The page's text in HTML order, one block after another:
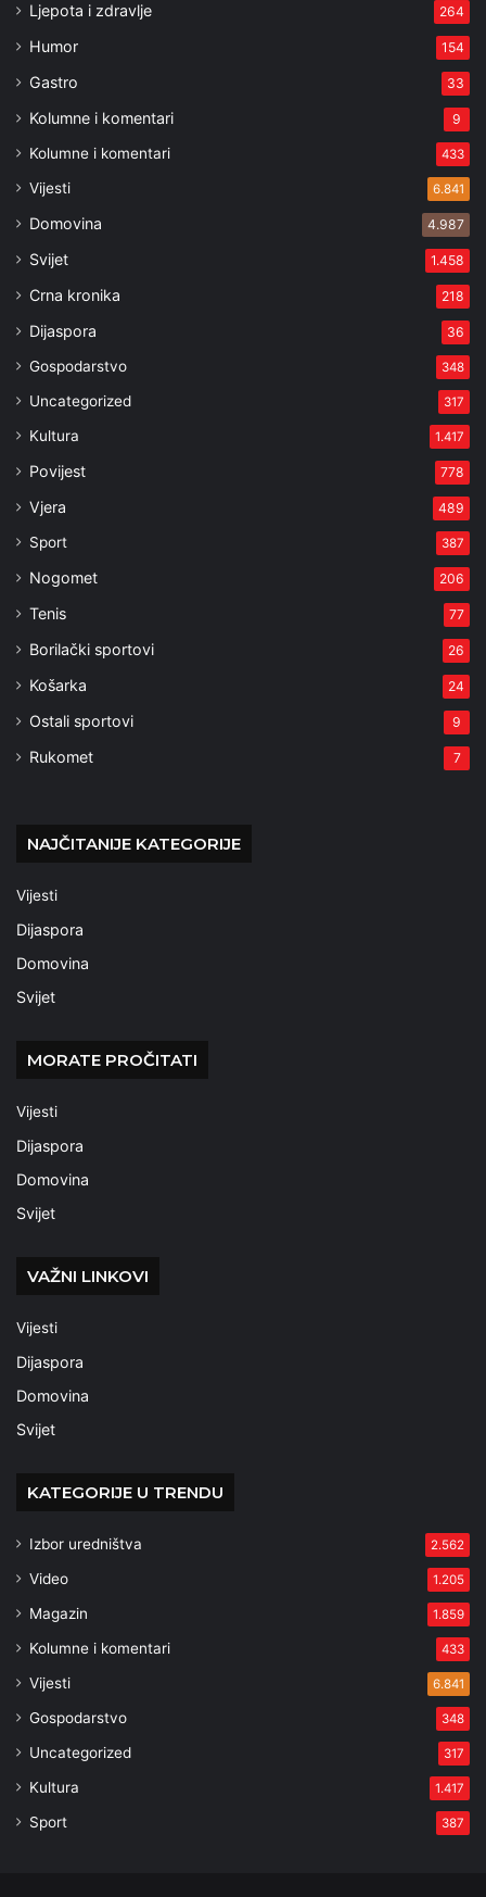
Ljepota i zdravlje 264
Humor 154
Gastro 33
Kolumne i komentari 9
Kolumne i komentari 433
Vijesti 6.841
Domovina 4.987
Svijet 1.458
Crna kronika 218
Dijaspora 36
Gospodarstvo 348
Uncategorized 317
Kultura 1.417
Povijest 778
Vjera 489
Sport 387
Nogomet 206
Tenis 77
Borilački sportovi 26
Košarka 24
Ostali sportovi 9
Rukomet 7
NAJČITANIJE KATEGORIJE
Vijesti
Dijaspora
Domovina
Svijet
MORATE PROČITATI
Vijesti
Dijaspora
Domovina
Svijet
VAŽNI LINKOVI
Vijesti
Dijaspora
Domovina
Svijet
KATEGORIJE U TRENDU
Izbor uredništva 2.562
Video 1.205
Magazin 1.859
Kolumne i komentari 433
Vijesti 6.841
Gospodarstvo 348
Uncategorized 317
Kultura 1.417
Sport 387